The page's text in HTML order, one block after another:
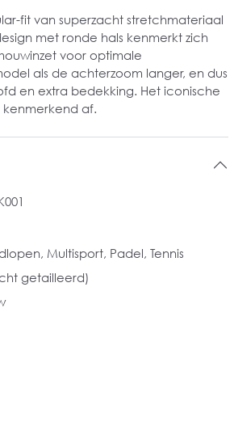
fit van superzacht stretchmateriaal
met ronde hals kenmerkt zich
voor optimale
als de achterzoom langer, en dus
en extra bedekking. Het iconische
af.
, Multisport, Padel, Tennis
getailleerd)